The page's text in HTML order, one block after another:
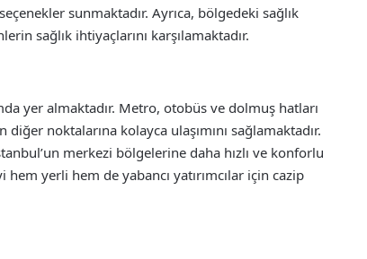
sunmaktadır. Ayrıca, bölgedeki sağlık
sağlık ihtiyaçlarını karşılamaktadır.
yer almaktadır. Metro, otobüs ve dolmuş hatları
noktalarına kolayca ulaşımını sağlamaktadır.
merkezi bölgelerine daha hızlı ve konforlu
yerli hem de yabancı yatırımcılar için cazip